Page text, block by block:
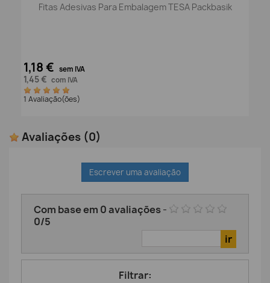
Fitas Adesivas Para Embalagem TESA Packbasik
1,18 € sem IVA
1,45 € com IVA
1 Avaliação(ões)
Avaliações (0)
Escrever uma avaliação
Com base em 0avaliações-
0/5
Filtrar: